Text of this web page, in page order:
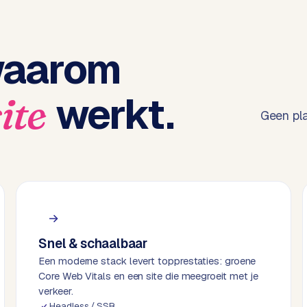
werkt. Geen
Snel & schaalbaar
Een moderne stack levert topprestaties: groene
Core Web Vitals en een site die meegroeit met je
verkeer.